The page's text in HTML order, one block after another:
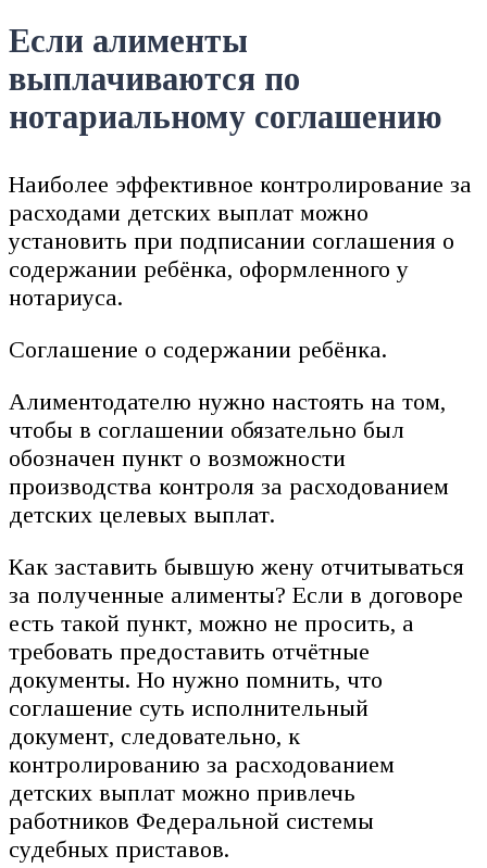
Если алименты
выплачиваются по
нотариальному соглашению
Наиболее эффективное контролирование за
расходами детских выплат можно
установить при подписании соглашения о
содержании ребёнка, оформленного у
нотариуса.
Соглашение о содержании ребёнка.
Алиментодателю нужно настоять на том,
чтобы в соглашении обязательно был
обозначен пункт о возможности
производства контроля за расходованием
детских целевых выплат.
Как заставить бывшую жену отчитываться
за полученные алименты? Если в договоре
есть такой пункт, можно не просить, а
требовать предоставить отчётные
документы. Но нужно помнить, что
соглашение суть исполнительный
документ, следовательно, к
контролированию за расходованием
детских выплат можно привлечь
работников Федеральной системы
судебных приставов.